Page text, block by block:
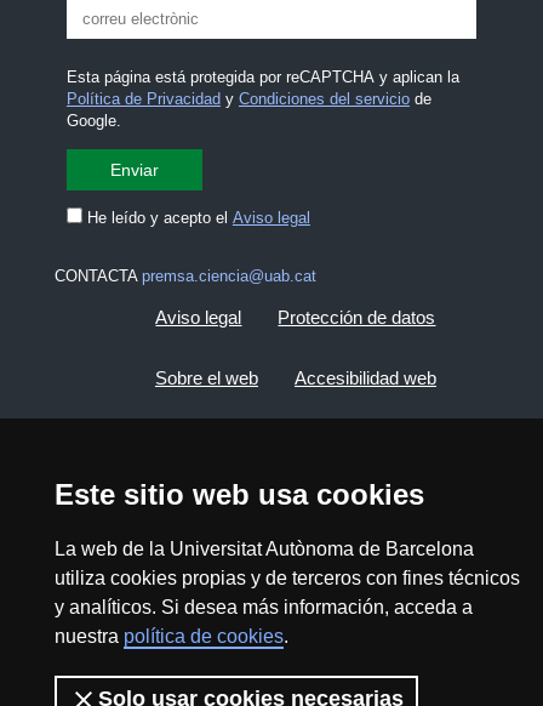
Este sitio web usa cookies
La web de la Universitat Autònoma de Barcelona
utiliza cookies propias y de terceros con fines técnicos
y analíticos. Si desea más información, acceda a
nuestra política de cookies.
Solo usar cookies necesarias
Esta página está protegida por reCAPTCHA y aplican la
Política de Privacidad y Condiciones del serviciode
Google.
He leído y acepto el Aviso legal
CONTACTA premsa.ciencia@uab.cat
Aviso legal Protección de datos
Sobre el web Accesibilidad web
No Comercial (CC BY NC) - ISSN: 2014-6388
View low-bandwidth version